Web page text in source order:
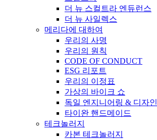
더 뉴 스컬트라 엔듀런스
더 뉴 사일렉스
메리다에 대하여
우리의 사명
우리의 원칙
CODE OF CONDUCT
ESG 리포트
우리의 이정표
가상의 바이크 쇼
독일 엔지니어링 & 디자인
타이완 핸드메이드
테크놀러지
카본 테크놀러지